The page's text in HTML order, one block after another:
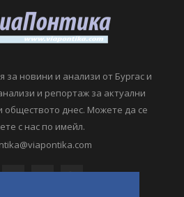
за новини и анализи от Бургас и
и репортаж за актуални
днес. Можете да се
с нас по имейл.